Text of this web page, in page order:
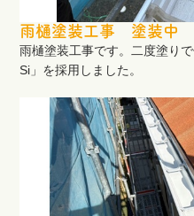
雨樋塗装工事 塗装中
雨樋塗装工事です。二度塗り
Si」を採用しました。